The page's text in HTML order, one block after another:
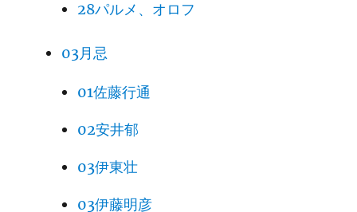
28パルメ、オロフ
03月忌
01佐藤行通
02安井郁
03伊東壮
03伊藤明彦